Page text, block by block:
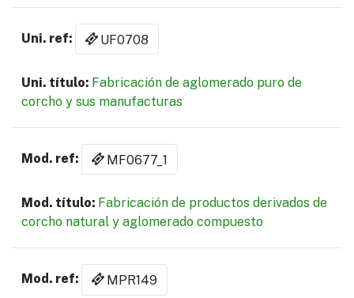
UF0708
Fabricación de aglomerado puro de
corcho y sus manufacturas
MF0677_1
Fabricación de productos derivados de
corcho natural y aglomerado compuesto
MPR149